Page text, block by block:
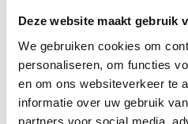
Deze website maakt gebruik
We gebruiken cookies om
personaliseren, om functies
en om ons websiteverkeer te
informatie over uw gebruik
partners voor social media,